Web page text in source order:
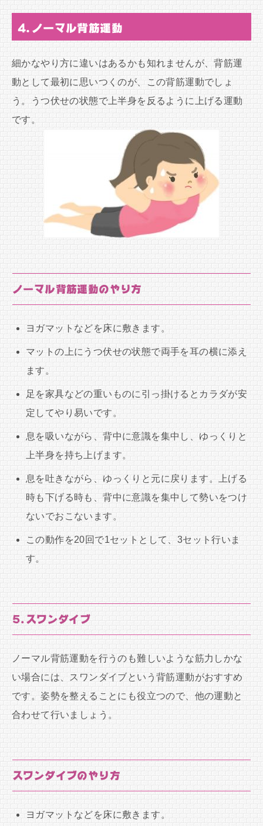
4.ノーマル背筋運動
細かなやり方に違いはあるかも知れませんが、背筋運
動として最初に思いつくのが、この背筋運動でしょ
う。うつ伏せの状態で上半身を反るように上げる運動
です。
ノーマル背筋運動のやり方
ヨガマットなどを床に敷きます。
マットの上にうつ伏せの状態で両手を耳の横に添え
ます。
足を家具などの重いものに引っ掛けるとカラダが安
定してやり易いです。
息を吸いながら、背中に意識を集中し、ゆっくりと
上半身を持ち上げます。
息を吐きながら、ゆっくりと元に戻ります。上げる
時も下げる時も、背中に意識を集中して勢いをつけ
ないでおこないます。
この動作を20回で1セットとして、3セット行いま
す。
5.スワンダイブ
ノーマル背筋運動を行うのも難しいような筋力しかな
い場合には、スワンダイブという背筋運動がおすすめ
です。姿勢を整えることにも役立つので、他の運動と
合わせて行いましょう。
スワンダイブのやり方
ヨガマットなどを床に敷きます。